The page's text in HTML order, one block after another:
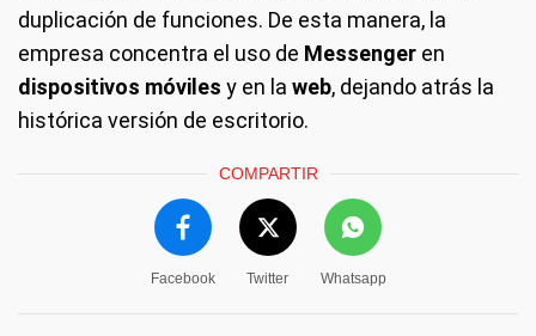
duplicación de funciones. De esta manera, la
empresa concentra el uso de Messenger en
dispositivos móviles y en la web, dejando atrás la
histórica versión de escritorio.
COMPARTIR
Facebook Twitter Whatsapp